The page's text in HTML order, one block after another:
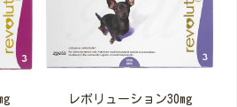
レボリューション30mg